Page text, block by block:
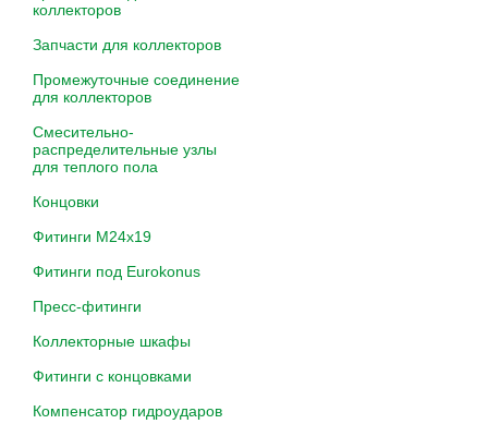
коллекторов
Запчасти для коллекторов
Промежуточные соединение
для коллекторов
Смесительно-
распределительные узлы
для теплого пола
Концовки
Фитинги M24х19
Фитинги под Eurokonus
Пресс-фитинги
Коллекторные шкафы
Фитинги с концовками
Компенсатор гидроударов